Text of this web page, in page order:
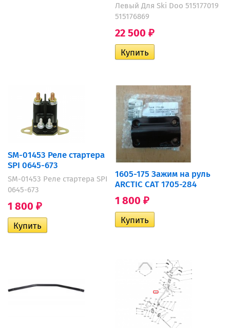
Левый Для Ski Doo 515177019
515176869
22 500 ₽
SM-01453 Реле стартера
SPI 0645-673
SM-01453 Реле стартера SPI
0645-673
1 800 ₽
1605-175 Зажим на руль
ARCTIC CAT 1705-284
1 800 ₽